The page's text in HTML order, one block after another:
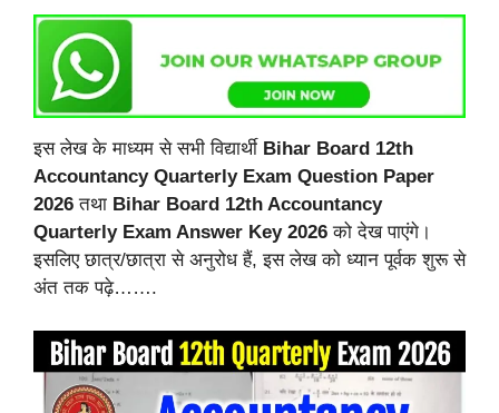
इस लेख के माध्यम से सभी विद्यार्थी Bihar Board 12th
Accountancy Quarterly Exam Question Paper
2026 तथा Bihar Board 12th Accountancy
Quarterly Exam Answer Key 2026 को देख पाएंगे।
इसलिए छात्र/छात्रा से अनुरोध हैं, इस लेख को ध्यान पूर्वक शुरू से
अंत तक पढ़े…….